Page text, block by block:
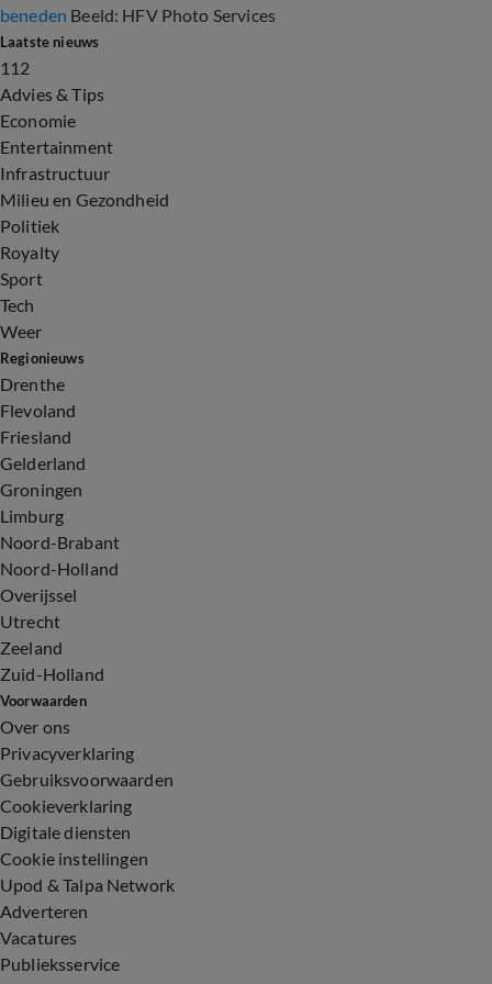
beneden Beeld: HFV Photo Services
Laatste nieuws
112
Advies & Tips
Economie
Entertainment
Infrastructuur
Milieu en Gezondheid
Politiek
Royalty
Sport
Tech
Weer
Regionieuws
Drenthe
Flevoland
Friesland
Gelderland
Groningen
Limburg
Noord-Brabant
Noord-Holland
Overijssel
Utrecht
Zeeland
Zuid-Holland
Voorwaarden
Over ons
Privacyverklaring
Gebruiksvoorwaarden
Cookieverklaring
Digitale diensten
Cookie instellingen
Upod & Talpa Network
Adverteren
Vacatures
Publieksservice